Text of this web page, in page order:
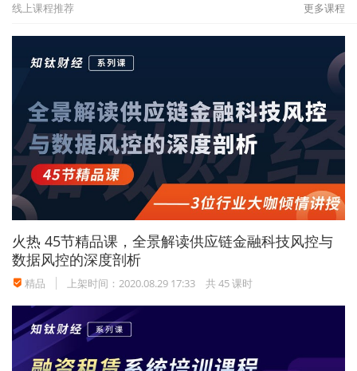
线上课程推荐 更多课程
火热 45节精品课，全景解读供应链金融科技风控与
数据风控的深度剖析
精品 上架时间：2020.08.29 17:33 共 45 课时